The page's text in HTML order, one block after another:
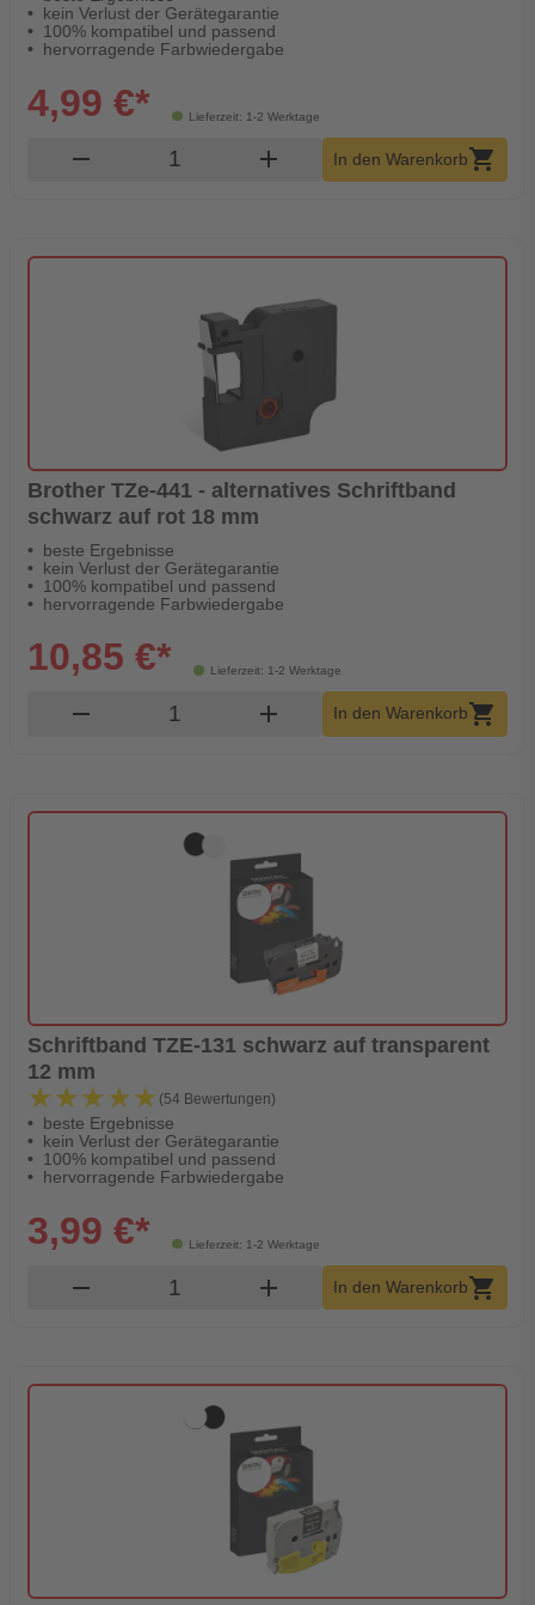
kein Verlust der Gerätegarantie
100% kompatibel und passend
hervorragende Farbwiedergabe
Lieferzeit: 1-2 Werktage
4,99 €*
remove Produkt Warenkorb Menge
add In den Warenkorb shopping_cart
Brother TZe-441 - alternatives Schriftband
schwarz auf rot 18 mm
beste Ergebnisse
kein Verlust der Gerätegarantie
100% kompatibel und passend
hervorragende Farbwiedergabe
Lieferzeit: 1-2 Werktage
10,85 €*
remove Produkt Warenkorb Menge
add In den Warenkorbshopping_cart
Schriftband TZE-131 schwarz auf transparent
12 mm
★★★★★
★★★★★ (54 Bewertungen)
beste Ergebnisse
kein Verlust der Gerätegarantie
100% kompatibel und passend
hervorragende Farbwiedergabe
Lieferzeit: 1-2 Werktage
3,99 €*
remove Produkt Warenkorb Menge
add In den Warenkorbshopping_cart